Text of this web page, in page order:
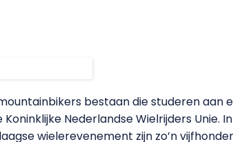
bestaan die studeren aan
Nederlandse Wielrijders Unie.
wielerevenement zijn zo’n